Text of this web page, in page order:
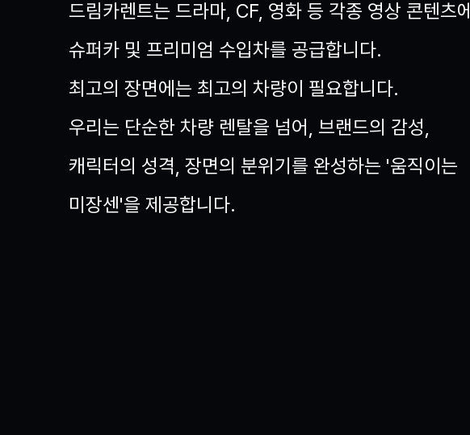
드림카렌트는 드라마, CF, 영화 등 각종 영상 콘텐츠에
슈퍼카 및 프리미엄 수입차를 공급합니다.
최고의 장면에는 최고의 차량이 필요합니다.
우리는 단순한 차량 렌탈을 넘어, 브랜드의 감성,
캐릭터의 성격, 장면의 분위기를 완성하는 '움직이는
미장센'을 제공합니다.